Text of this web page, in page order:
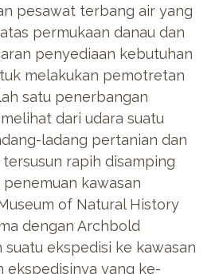
pesawat terbang air yang
permukaan danau dan
penyediaan kebutuhan
melakukan pemotretan
satu penerbangan
dari udara suatu
ladang pertanian dan
rapih disamping
kawasan
of Natural History
dengan Archbold
ekspedisi ke kawasan
ekspedisinya yang ke-